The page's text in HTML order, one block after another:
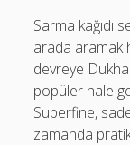
Sarma kağıdı
arada aramak
devreye
popüler hale
Superfine,
zamanda